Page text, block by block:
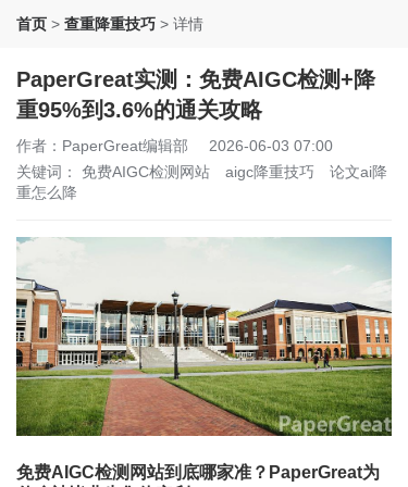
首页 > 查重降重技巧 > 详情
PaperGreat实测：免费AIGC检测+降
重95%到3.6%的通关攻略
作者：PaperGreat编辑部
2026-06-03 07:00
关键词： 免费AIGC检测网站 aigc降重技巧
论文ai降
重怎么降
免费AIGC检测网站到底哪家准？PaperGreat为